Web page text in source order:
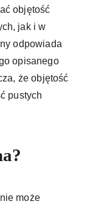
objętość
jak i w
odpowiada
opisanego
że objętość
pustych
może